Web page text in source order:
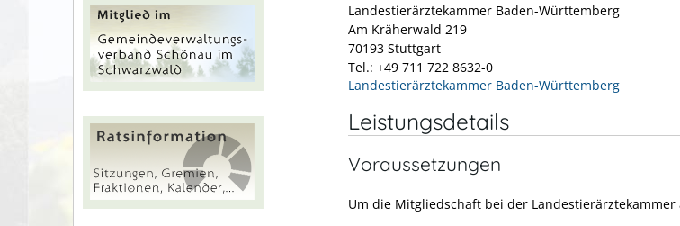
Landestierärztekammer Baden-Württemberg
Am Kräherwald 219
70193 Stuttgart
Tel.: +49 711 722 8632-0
Landestierärztekammer Baden-Württemberg
Leistungsdetails
Voraussetzungen
Um die Mitgliedschaft bei der Landestierärztekammer